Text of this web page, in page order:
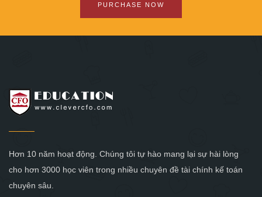
PURCHASE NOW
Hơn 10 năm hoạt động. Chúng tôi tự hào mang lại sự hài lòng
cho hơn 3000 học viên trong nhiều chuyên đề tài chính kế toán
chuyên sâu.